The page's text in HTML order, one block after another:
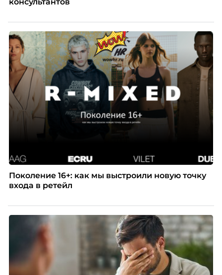
Поколение 16+: как мы выстроили новую точку
входа в ретейл